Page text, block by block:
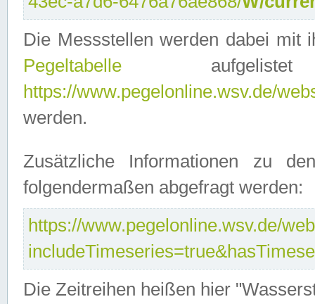
Die Messstellen werden dabei mit
Pegeltabelle
https://www.pegelonline.wsv.de/
werden.
Zusätzliche Informationen zu
folgendermaßen abgefragt werden:
https://www.pegelonline.wsv.de/
Die Zeitreihen heißen hier